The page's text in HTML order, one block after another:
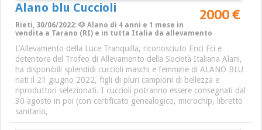
Alano blu Cuccioli 2000 €
Rieti, 30/06/2022: 🐶 Alano di 4 anni e 1 mese in
vendita a Tarano (RI) e in tutta Italia da allevamento
L’Allevamento della Luce Tranquilla, riconosciuto Enci Fci e
detentore del Trofeo di Allevamento della Società Italiana Alani,
ha disponibili splendidi cuccioli maschi e femmine di ALANO BLU
nati il 21 giugno 2022, figli di pluri campioni di bellezza e
riproduttori selezionati. I cuccioli potranno essere consegnati dal
30 agosto in poi (con certificato genealogico, microchip, libretto
sanitario,